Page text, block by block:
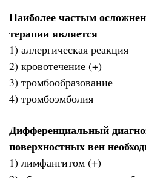
Наиболее частым
терапии является
1) аллергическая реакция
2) кровотечение (+)
3) тромбообразование
4) тромбоэмболия
Дифференциальный
поверхностных вен
1) лимфангитом (+)